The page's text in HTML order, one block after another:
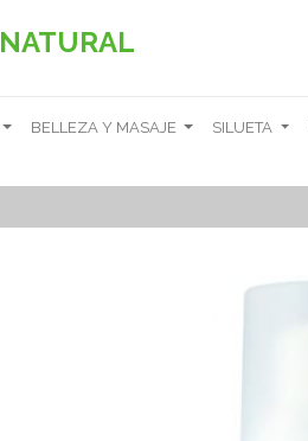
NATURAL
BELLEZA Y MASAJE SILUETA